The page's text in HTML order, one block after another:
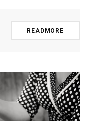
READMORE